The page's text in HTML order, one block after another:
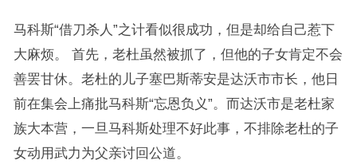
马科斯“借刀杀人”之计看似很成功，但是却给自己惹下
大麻烦。 首先，老杜虽然被抓了，但他的子女肯定不会
善罢甘休。老杜的儿子塞巴斯蒂安是达沃市市长，他日
前在集会上痛批马科斯“忘恩负义”。而达沃市是老杜家
族大本营，一旦马科斯处理不好此事，不排除老杜的子
女动用武力为父亲讨回公道。